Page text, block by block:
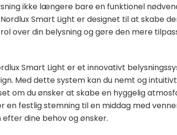
ikke længere bare en funktionel
Smart Light er designet til at skabe
over din belysning og gøre den mere
Smart Light er et innovativt
Med dette system kan du nemt og
om du ønsker at skabe en hyggelig
festlig stemning til en middag med
dine behov og ønsker.